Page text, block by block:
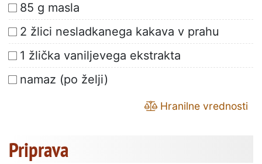
85 g masla
2 žlici nesladkanega kakava v prahu
1 žlička vaniljevega ekstrakta
namaz (po želji)
Hranilne vrednosti
Priprava